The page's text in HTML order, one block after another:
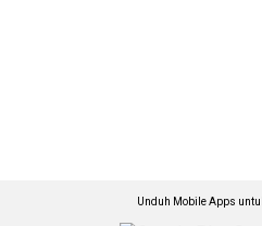
Unduh Mobile Apps